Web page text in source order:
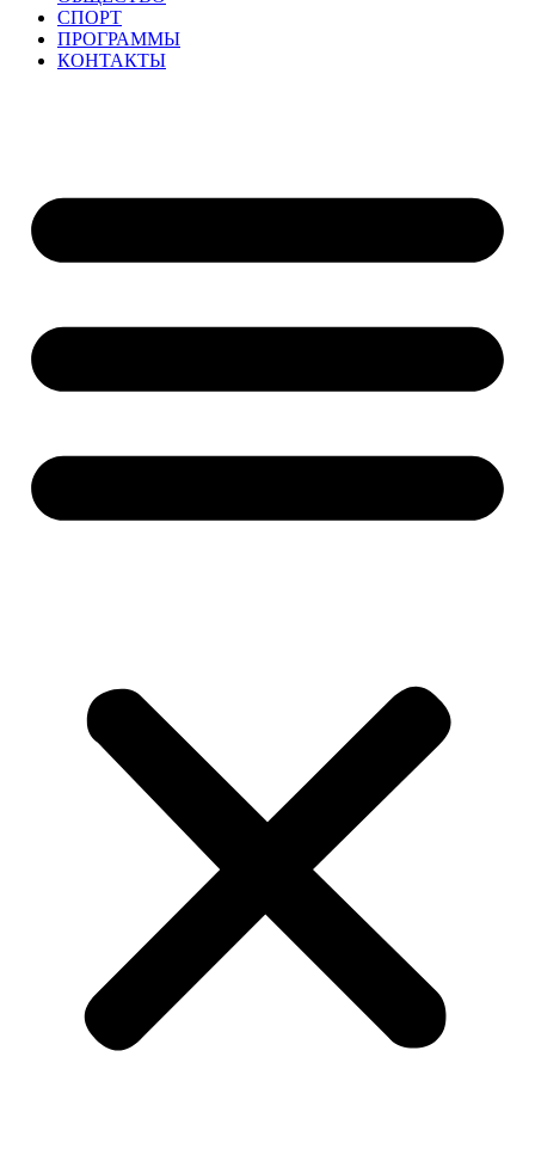
СПОРТ
ПРОГРАММЫ
КОНТАКТЫ